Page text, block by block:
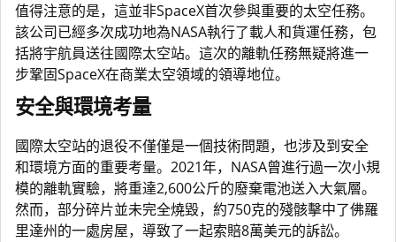
值得注意的是，這並非SpaceX首次參與重要的太空任務。
該公司已經多次成功地為NASA執行了載人和貨運任務，包
括將宇航員送往國際太空站。這次的離軌任務無疑將進一
步鞏固SpaceX在商業太空領域的領導地位。
安全與環境考量
國際太空站的退役不僅僅是一個技術問題，也涉及到安全
和環境方面的重要考量。2021年，NASA曾進行過一次小規
模的離軌實驗，將重達2,600公斤的廢棄電池送入大氣層。
然而，部分碎片並未完全燒毀，約750克的殘骸擊中了佛羅
里達州的一處房屋，導致了一起索賠8萬美元的訴訟。